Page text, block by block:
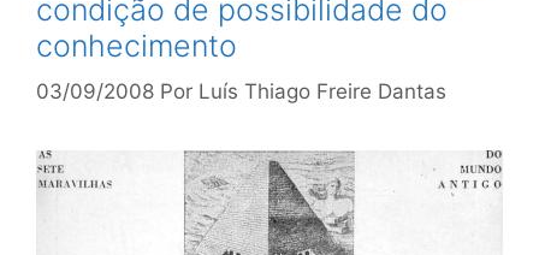
condição de possibilidade do
conhecimento
03/09/2008 Por Luís Thiago Freire Dantas